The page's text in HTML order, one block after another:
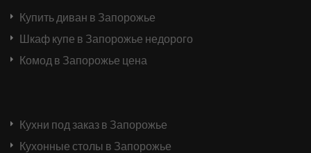
Купить диван в Запорожье
Шкаф купе в Запорожье недорого
Комод в Запорожье цена
Кухни под заказ в Запорожье
Кухонные столы в Запорожье